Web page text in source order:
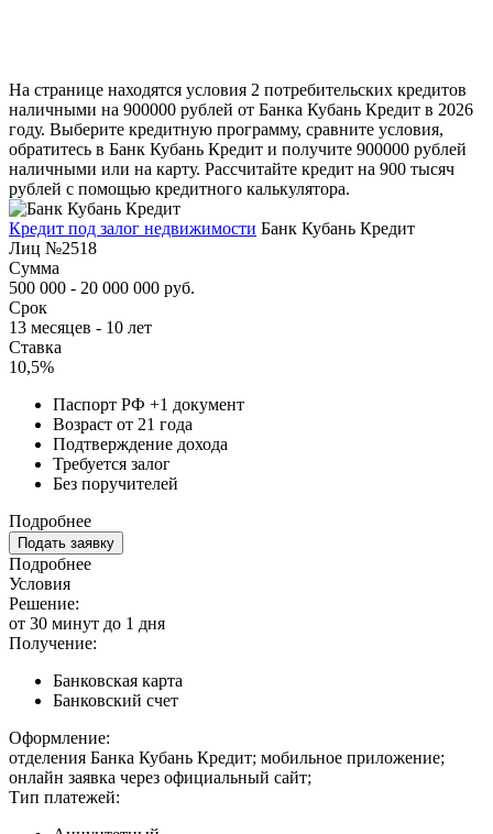
На странице находятся условия 2 потребительских кредитов
наличными на 900000 рублей от Банка Кубань Кредит в 2026
году. Выберите кредитную программу, сравните условия,
обратитесь в Банк Кубань Кредит и получите 900000 рублей
наличными или на карту. Рассчитайте кредит на 900 тысяч
рублей с помощью кредитного калькулятора.
Кредит под залог недвижимости Банк Кубань Кредит
Лиц №2518
Сумма
500 000 - 20 000 000 руб.
Срок
13 месяцев - 10 лет
Ставка
10,5%
Паспорт РФ +1 документ
Возраст от 21 года
Подтверждение дохода
Требуется залог
Без поручителей
Подробнее
Подать заявку
Подробнее
Условия
Решение:
от 30 минут до 1 дня
Получение:
Банковская карта
Банковский счет
Оформление:
отделения Банка Кубань Кредит; мобильное приложение;
онлайн заявка через официальный сайт;
Тип платежей: